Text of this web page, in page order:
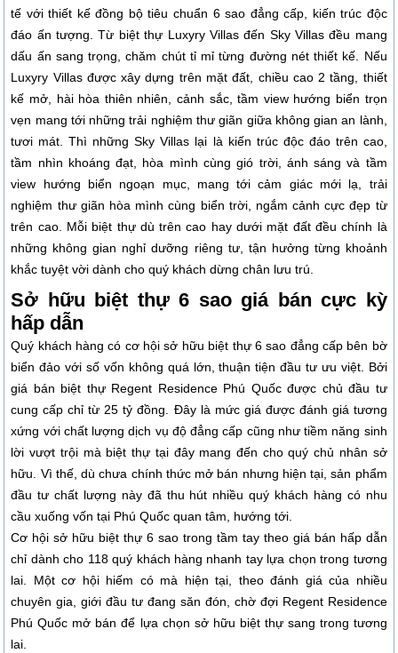
tế với thiết kế đồng bộ tiêu chuẩn 6 sao đẳng cấp, kiến trúc độc
đáo ấn tượng. Từ biệt thự Luxyry Villas đến Sky Villas đều mang
dấu ấn sang trọng, chăm chút tỉ mỉ từng đường nét thiết kế. Nếu
Luxyry Villas được xây dựng trên mặt đất, chiều cao 2 tầng, thiết
kế mở, hài hòa thiên nhiên, cảnh sắc, tầm view hướng biển trọn
vẹn mang tới những trải nghiệm thư giãn giữa không gian an lành,
tươi mát. Thì những Sky Villas lại là kiến trúc độc đáo trên cao,
tầm nhìn khoáng đạt, hòa mình cùng gió trời, ánh sáng và tầm
view hướng biển ngoạn mục, mang tới cảm giác mới lạ, trải
nghiệm thư giãn hòa mình cùng biển trời, ngắm cảnh cực đẹp từ
trên cao. Mỗi biệt thự dù trên cao hay dưới mặt đất đều chính là
những không gian nghỉ dưỡng riêng tư, tận hưởng từng khoảnh
khắc tuyệt vời dành cho quý khách dừng chân lưu trú.
Sở hữu biệt thự 6 sao giá bán cực kỳ
hấp dẫn
Quý khách hàng có cơ hội sở hữu biệt thự 6 sao đẳng cấp bên bờ
biển đảo với số vốn không quá lớn, thuận tiện đầu tư ưu việt. Bởi
giá bán biệt thự Regent Residence Phú Quốc được chủ đầu tư
cung cấp chỉ từ 25 tỷ đồng. Đây là mức giá được đánh giá tương
xứng với chất lượng dịch vụ độ đẳng cấp cũng như tiềm năng sinh
lời vượt trội mà biệt thự tại đây mang đến cho quý chủ nhân sở
hữu. Vì thế, dù chưa chính thức mở bán nhưng hiện tại, sản phẩm
đầu tư chất lượng này đã thu hút nhiều quý khách hàng có nhu
cầu xuống vốn tại Phú Quốc quan tâm, hướng tới.
Cơ hội sở hữu biệt thự 6 sao trong tầm tay theo giá bán hấp dẫn
chỉ dành cho 118 quý khách hàng nhanh tay lựa chọn trong tương
lai. Một cơ hội hiếm có mà hiện tại, theo đánh giá của nhiều
chuyên gia, giới đầu tư đang săn đón, chờ đợi Regent Residence
Phú Quốc mở bán để lựa chọn sở hữu biệt thự sang trong tương
lai.